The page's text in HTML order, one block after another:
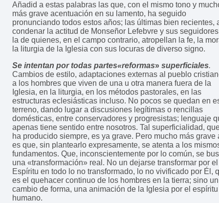
Añadid a estas palabras las que, con el mismo tono y
más grave acentuación en su lamento, ha seguido
pronunciando todos estos años; las últimas bien recientes,
condenar la actitud de Monseñor Lefebvre y sus
la de quienes, en el campo contrario, atropellan la fe, la
la liturgia de la Iglesia con sus locuras de diverso signo.
Se intentan por todas partes«reformas» superficiales.
Cambios de estilo, adaptaciones externas al pueblo
a los hombres que viven de una u otra manera fuera de la
Iglesia, en la liturgia, en los métodos pastorales, en las
estructuras eclesiásticas incluso. No pocos se quedan en
terreno, dando lugar a discusiones legítimas o rencillas
domésticas, entre conservadores y progresistas; lenguaje
apenas tiene sentido entre nosotros. Tal superficialidad,
ha producido siempre, es ya grave. Pero mucho más grave
es que, sin plantearlo expresamente, se atenta a los
fundamentos. Que, inconscientemente por lo común, se
una «transformación» real. No un dejarse transformar por el
Espíritu en todo lo no transformado, lo no vivificado por Él,
es el quehacer continuo de los hombres en la tierra; sino un
cambio de forma, una animación de la Iglesia por el espíritu
humano.